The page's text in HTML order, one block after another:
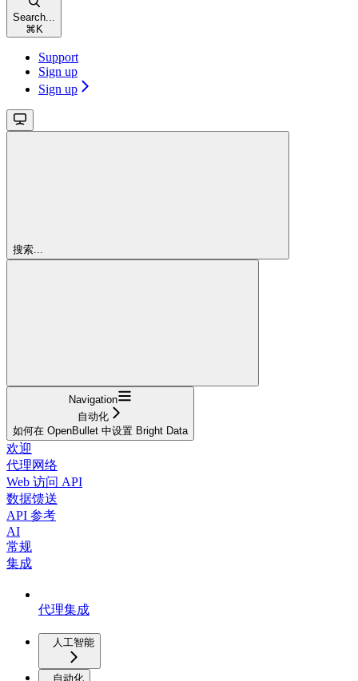
Search...
⌘ K
Support
Sign up
Sign up
搜索...
Navigation
自动化
如何在 OpenBullet 中设置 Bright Data
欢迎
代理网络
Web 访问 API
数据馈送
API 参考
AI
常规
集成
代理集成
人工智能
自动化